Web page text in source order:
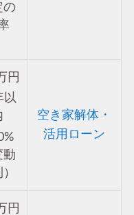
の
円
以
動
空き家解体・
活用ローン
円